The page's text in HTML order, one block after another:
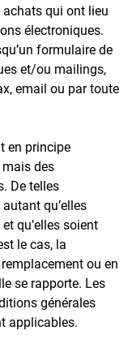
achats qui ont lieu
électroniques.
formulaire de
et/ou mailings,
email ou par toute
en principe
des
De telles
qu’elles
qu’elles soient
le cas, la
ou en
se rapporte. Les
générales
applicables.